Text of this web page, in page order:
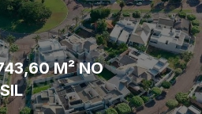
M² NO